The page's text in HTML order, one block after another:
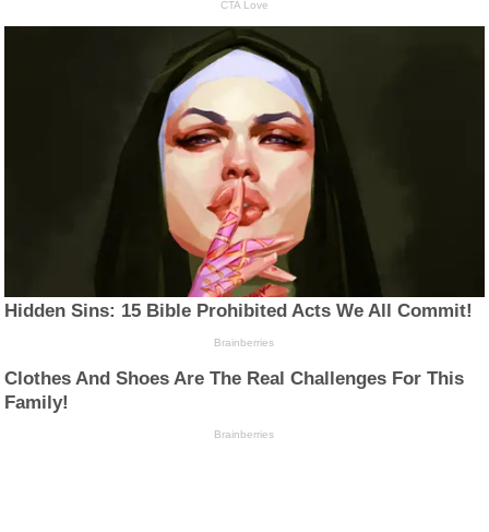
CTA Love
Hidden Sins: 15 Bible Prohibited Acts We All Commit!
Brainberries
Clothes And Shoes Are The Real Challenges For This
Family!
Brainberries